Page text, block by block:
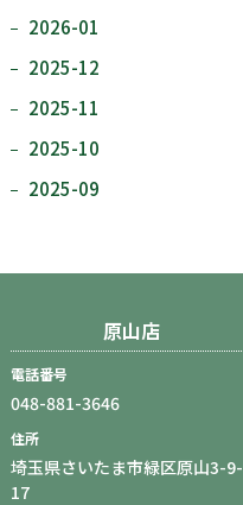
2026-01
2025-12
2025-11
2025-10
2025-09
原山店
電話番号
048-881-3646
住所
埼玉県さいたま市緑区原山3-9-
17